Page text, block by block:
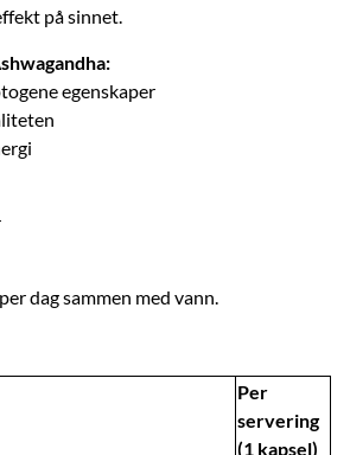
på sinnet.
egenskaper
dag sammen med vann.
Per
servering
(1 kapsel)